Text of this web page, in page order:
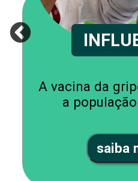
A vacina da
a
saiba